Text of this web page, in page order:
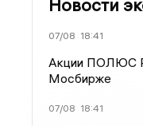
Новости
07/08 18:41
Акции ПОЛЮС
Мосбирже
07/08 18:41